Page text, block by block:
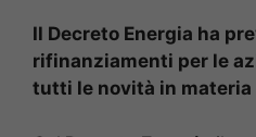
Il Decreto Energia ha
rifinanziamenti per le
tutti le novità in